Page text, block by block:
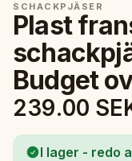
SCHACKPJÄSER
Plast
Budget
239.00
I lager - redo